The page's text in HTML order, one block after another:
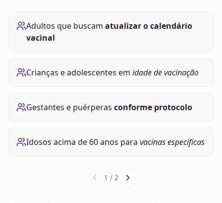
Adultos que buscam atualizar o calendário
vacinal
Crianças e adolescentes em idade de vacinação
Gestantes e puérperas conforme protocolo
Idosos acima de 60 anos para vacinas específicas
1 / 2